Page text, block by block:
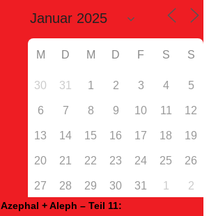
M D M D F S S
30 31 1 2 3 4 5
6 7 8 9 10 11 12
13 14 15 16 17 18 19
20 21 22 23 24 25 26
27 28 29 30 31 1 2
Azephal + Aleph – Teil 11: